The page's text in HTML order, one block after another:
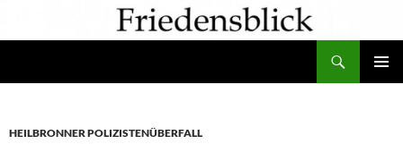
HEILBRONNER POLIZISTENÜBERFALL